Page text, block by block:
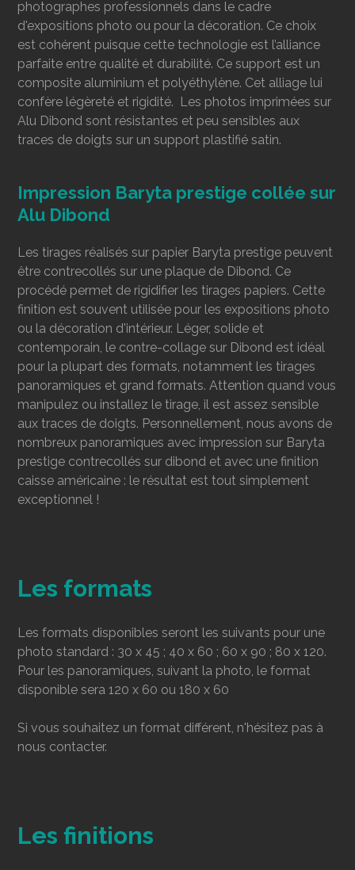
photographes professionnels dans le cadre
d'expositions photo ou pour la décoration. Ce choix
est cohérent puisque cette technologie est l’alliance
parfaite entre qualité et durabilité. Ce support est un
composite aluminium et polyéthylène. Cet alliage lui
confère légèreté et rigidité. Les photos imprimées sur
Alu Dibond sont résistantes et peu sensibles aux
traces de doigts sur un support plastifié satin.
Impression Baryta prestige collée sur
Alu Dibond
Les tirages réalisés sur papier Baryta prestige peuvent
être contrecollés sur une plaque de Dibond. Ce
procédé permet de rigidifier les tirages papiers. Cette
finition est souvent utilisée pour les expositions photo
ou la décoration d'intérieur. Léger, solide et
contemporain, le contre-collage sur Dibond est idéal
pour la plupart des formats, notamment les tirages
panoramiques et grand formats. Attention quand vous
manipulez ou installez le tirage, il est assez sensible
aux traces de doigts. Personnellement, nous avons de
nombreux panoramiques avec impression sur Baryta
prestige contrecollés sur dibond et avec une finition
caisse américaine : le résultat est tout simplement
exceptionnel !
Les formats
Les formats disponibles seront les suivants pour une
photo standard : 30 x 45 ; 40 x 60 ; 60 x 90 ; 80 x 120.
Pour les panoramiques, suivant la photo, le format
disponible sera 120 x 60 ou 180 x 60
Si vous souhaitez un format différent, n'hésitez pas à
nous contacter.
Les finitions